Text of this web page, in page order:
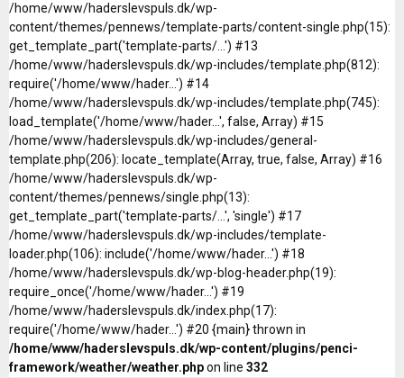
/home/www/haderslevspuls.dk/wp-
content/themes/pennews/template-parts/content-single.php(15):
get_template_part('template-parts/...') #13
/home/www/haderslevspuls.dk/wp-includes/template.php(812):
require('/home/www/hader...') #14
/home/www/haderslevspuls.dk/wp-includes/template.php(745):
load_template('/home/www/hader...', false, Array) #15
/home/www/haderslevspuls.dk/wp-includes/general-
template.php(206): locate_template(Array, true, false, Array) #16
/home/www/haderslevspuls.dk/wp-
content/themes/pennews/single.php(13):
get_template_part('template-parts/...', 'single') #17
/home/www/haderslevspuls.dk/wp-includes/template-
loader.php(106): include('/home/www/hader...') #18
/home/www/haderslevspuls.dk/wp-blog-header.php(19):
require_once('/home/www/hader...') #19
/home/www/haderslevspuls.dk/index.php(17):
require('/home/www/hader...') #20 {main} thrown in
/home/www/haderslevspuls.dk/wp-content/plugins/penci-
framework/weather/weather.phpon line 332